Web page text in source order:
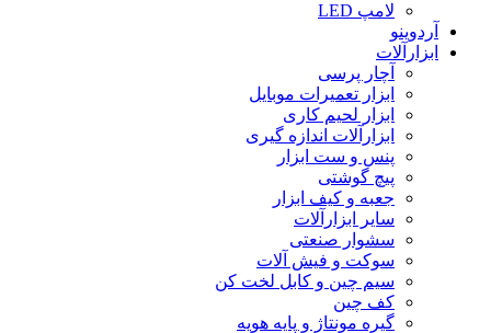
لامپ LED
آردوینو
ابزارآلات
آچار پرسی
ابزار تعمیرات موبایل
ابزار لحیم کاری
ابزارآلات اندازه گیری
پنس و ست ابزار
پیچ گوشتی
جعبه و کیف ابزار
سایر ابزارآلات
سشوار صنعتی
سوکت و فیش آلات
سیم چین و کابل لخت کن
کف چین
گیره مونتاژ و پایه هویه